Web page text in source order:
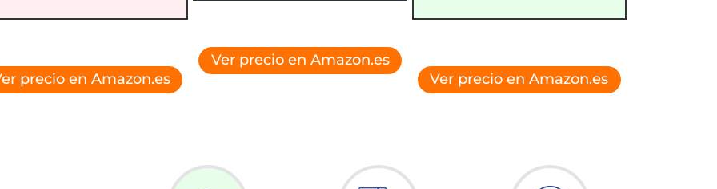
precio en Amazon.es
Ver precio en Amazon.es
Ver precio en Amazon.es